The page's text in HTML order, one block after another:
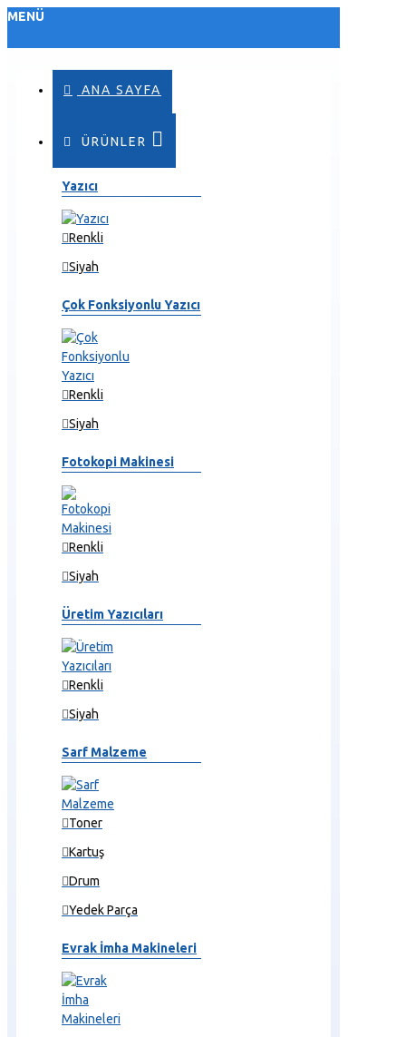
MENÜ
ANA SAYFA
ÜRÜNLER
Yazıcı
Renkli
Siyah
Çok Fonksiyonlu Yazıcı
Renkli
Siyah
Fotokopi Makinesi
Renkli
Siyah
Üretim Yazıcıları
Renkli
Siyah
Sarf Malzeme
Toner
Kartuş
Drum
Yedek Parça
Evrak İmha Makineleri